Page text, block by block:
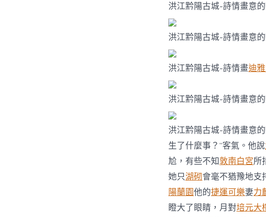
洪江黔陽古城-詩情畫意
洪江黔陽古城-詩情畫意
洪江黔陽古城-詩情畫迪
洪江黔陽古城-詩情畫意
洪江黔陽古城-詩情畫意
生了什麼事？”客氣。他說
尬，有些不知敦南白宮所
她只湖砌會毫不猶豫地支
陽蘭園他的捷運可樂妻力
瞪大了眼睛，月對培元大